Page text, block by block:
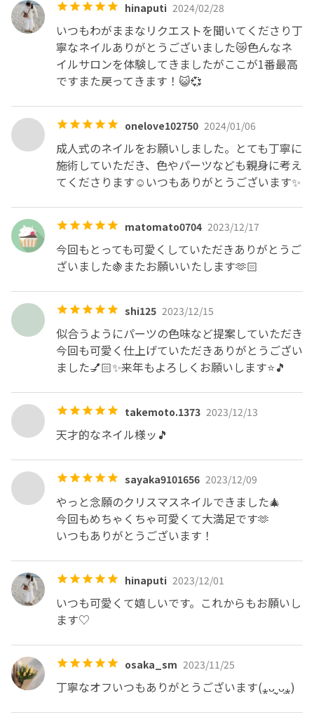
hinaputi 2024/02/28
いつもわがままなリクエストを聞いてくださり丁
寧なネイルありがとうございました😿色んなネ
イルサロンを体験してきましたがここが1番最高
ですまた戻ってきます！😺💞
onelove102750 2024/01/06
成人式のネイルをお願いしました。とても丁寧に
施術していただき、色やパーツなども親身に考え
てくださります☺️いつもありがとうございます✨️
matomato0704 2023/12/17
今回もとっても可愛くしていただきありがとうご
ざいました🍇またお願いいたします🫶🏻
shi125 2023/12/15
似合うようにパーツの色味など提案していただき
今回も可愛く仕上げていただきありがとうござい
ました💅🏻✨来年もよろしくお願いします⭐️🎵
takemoto.1373 2023/12/13
天才的なネイル様ッ🎵
sayaka9101656 2023/12/09
やっと念願のクリスマスネイルできました🎄
今回もめちゃくちゃ可愛くて大満足です🫶
いつもありがとうございます！
hinaputi 2023/12/01
いつも可愛くて嬉しいです。これからもお願いし
ます♡
osaka_sm 2023/11/25
丁寧なオフいつもありがとうございます(⁎ᴗ͈ˬᴗ͈⁎)